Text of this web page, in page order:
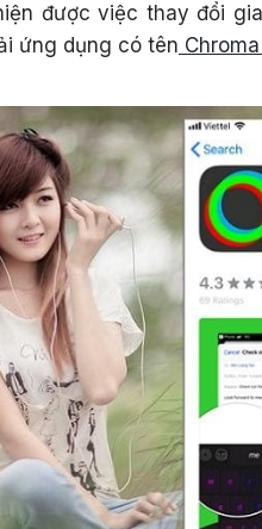
được việc thay đổi
ứng dụng có tên